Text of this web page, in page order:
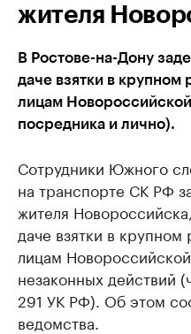
жителя
В Ростове-на-Дону
даче взятки в
лицам
посредника и лично).
Сотрудники Южного
на транспорте СК РФ
жителя
даче взятки в
лицам
незаконных действий
291 УК РФ). Об этом
ведомства.